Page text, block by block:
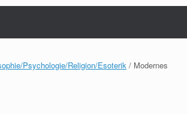
Psychologie/Religion/Esoterik / Modernes